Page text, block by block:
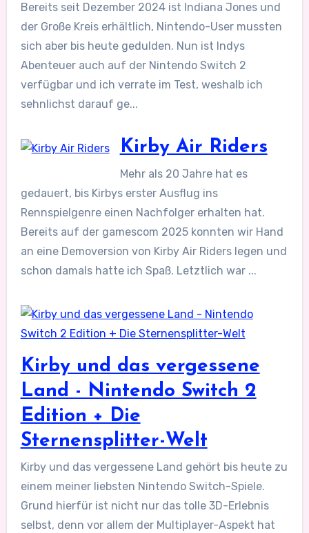
Bereits seit Dezember 2024 ist Indiana Jones und
der Große Kreis erhältlich, Nintendo-User mussten
sich aber bis heute gedulden. Nun ist Indys
Abenteuer auch auf der Nintendo Switch 2
verfügbar und ich verrate im Test, weshalb ich
sehnlichst darauf ge...
Kirby Air Riders
Mehr als 20 Jahre hat es
gedauert, bis Kirbys erster Ausflug ins
Rennspielgenre einen Nachfolger erhalten hat.
Bereits auf der gamescom 2025 konnten wir Hand
an eine Demoversion von Kirby Air Riders legen und
schon damals hatte ich Spaß. Letztlich war ...
Kirby und das vergessene
Land - Nintendo Switch 2
Edition + Die
Sternensplitter-Welt
Kirby und das vergessene Land gehört bis heute zu
einem meiner liebsten Nintendo Switch-Spiele.
Grund hierfür ist nicht nur das tolle 3D-Erlebnis
selbst, denn vor allem der Multiplayer-Aspekt hat